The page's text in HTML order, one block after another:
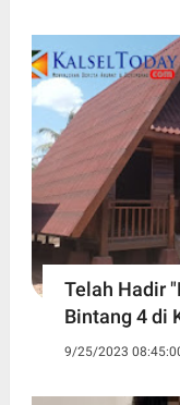
Telah Hadir
Bintang 4 di
9/25/2023